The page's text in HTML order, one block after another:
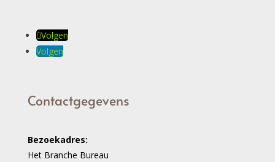
Volgen
Volgen
Contactgegevens
Bezoekadres:
Het Branche Bureau